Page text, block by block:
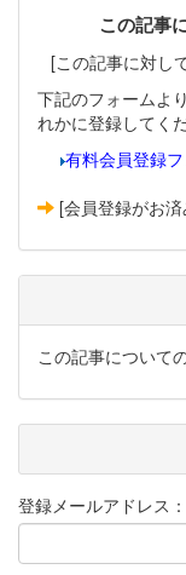
この記事
[この記事に対し
下記のフォームよ
れかに登録してく
有料会員登録
[会員登録がお
この記事について
登録メールアドレス：